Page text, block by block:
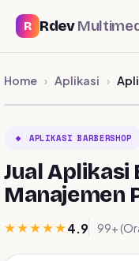
R Rdev
Home › Aplikasi ›
🔸 APLIKASI BARBERSHOP
Jual
Manajemen
★★★★★4.9 99+